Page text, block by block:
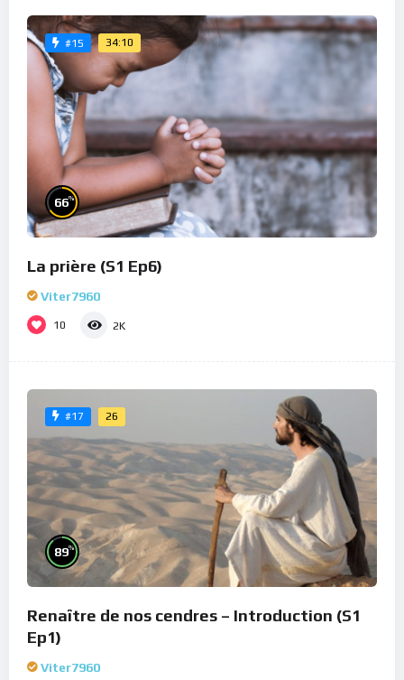
#15 34:10
66%
La prière (S1 Ep6)
Viter7960
10 2K
#17 26
89%
Renaître de nos cendres – Introduction (S1
Ep1)
Viter7960